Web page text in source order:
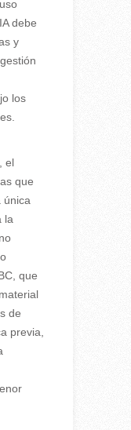
debe
y
los
el
que
única
la
que
de
previa,